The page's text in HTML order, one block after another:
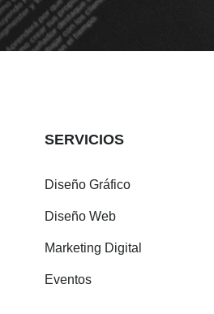
SERVICIOS
Diseño Gráfico
Diseño Web
Marketing Digital
Eventos